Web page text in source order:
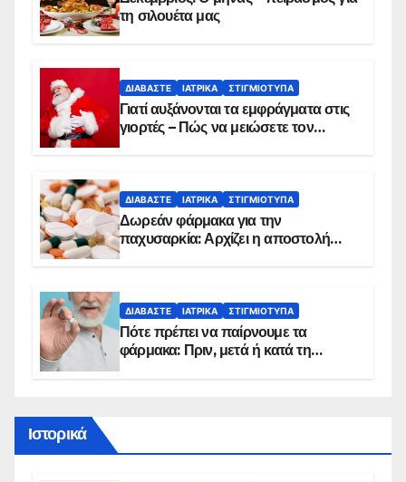
τη σιλουέτα μας
ΔΙΑΒΆΣΤΕ ΙΑΤΡΙΚΆ ΣΤΙΓΜΙΌΤΥΠΑ
Γιατί αυξάνονται τα εμφράγματα στις
γιορτές – Πώς να μειώσετε τον
ΔΙΑΒΆΣΤΕ ΙΑΤΡΙΚΆ ΣΤΙΓΜΙΌΤΥΠΑ
Δωρεάν φάρμακα για την
παχυσαρκία: Αρχίζει η αποστολή
ΔΙΑΒΆΣΤΕ ΙΑΤΡΙΚΆ ΣΤΙΓΜΙΌΤΥΠΑ
Πότε πρέπει να παίρνουμε τα
φάρμακα: Πριν, μετά ή κατά τη
Ιστορικά